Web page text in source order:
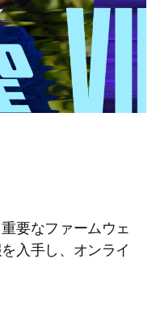
要なファームウェ
入手し、オンライ